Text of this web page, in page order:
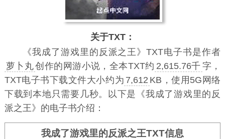
关于TXT：
《我成了游戏里的反派之王》TXT电子书是作者
萝卜丸创作的网游小说，全本TXT约 2,615.76千 字，
TXT电子书下载文件大小约为 7,612 KB，使用5G网络
下载到本地只需要几秒。以下是《我成了游戏里的反
派之王》的电子书介绍：
我成了游戏里的反派之王TXT信息